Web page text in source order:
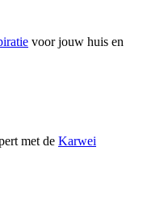
voor jouw huis en
met de Karwei